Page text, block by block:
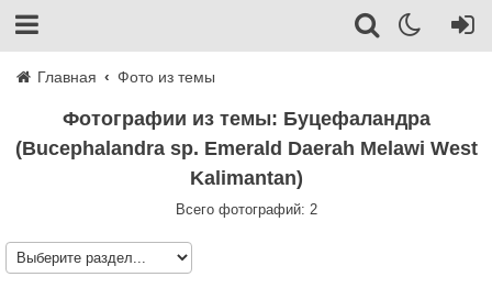
Главная Фото из темы
Фотографии из темы: Буцефаландра
(Bucephalandra sp. Emerald Daerah Melawi West
Kalimantan)
Всего фотографий: 2